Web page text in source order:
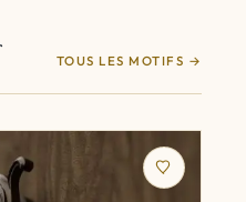
TOUS LES MOTIFS